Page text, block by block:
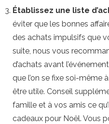
Établissez une liste
éviter que les bonnes
des achats impulsifs que
suite, nous vous
d’achats avant
que l’on se fixe soi-même
être utile. Conseil
famille et à vos amis ce
cadeaux pour Noël. Vous